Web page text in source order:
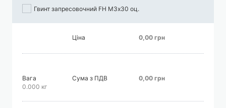
Гвинт запресовочний FH М3х30 оц.
Ціна 0,00 грн
Вага
0.000 кг
Сума з ПДВ 0,00 грн